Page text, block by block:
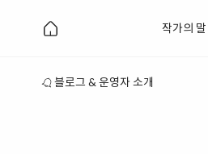
작가의 말
블로그 & 운영자 소개